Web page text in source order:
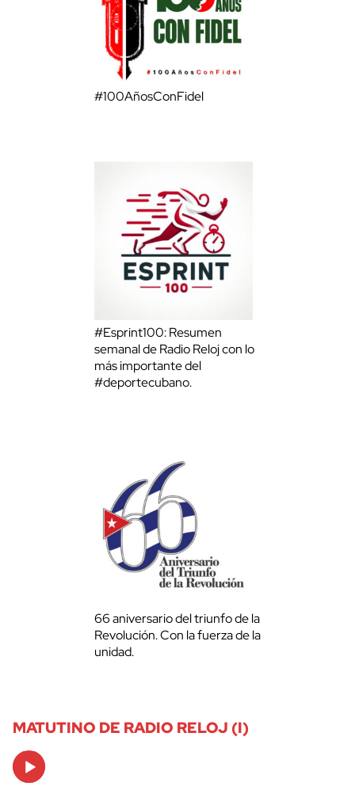
#100AñosConFidel
#Esprint100: Resumen
semanal de Radio Reloj con lo
más importante del
#deportecubano.
66 aniversario del triunfo de la
Revolución. Con la fuerza de la
unidad.
MATUTINO DE RADIO RELOJ (I)
Audio
Player